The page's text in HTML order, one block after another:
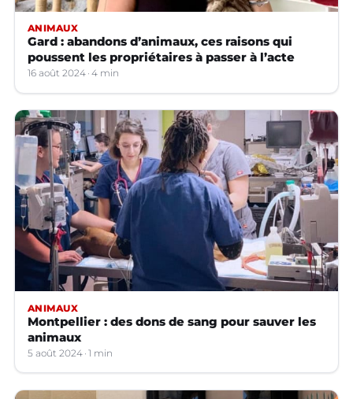
ANIMAUX
Gard : abandons d’animaux, ces raisons qui
poussent les propriétaires à passer à l’acte
16 août 2024 4 min
ANIMAUX
Montpellier : des dons de sang pour sauver les
animaux
5 août 2024 1 min